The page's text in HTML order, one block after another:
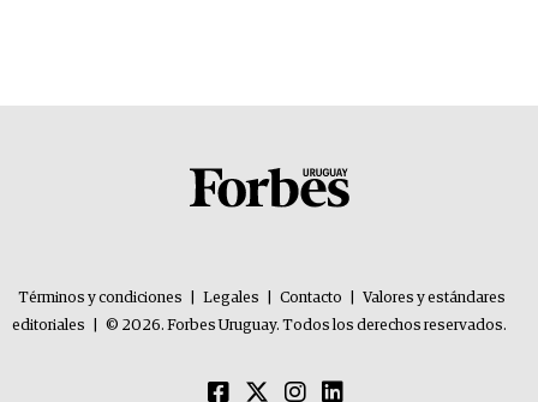
Términos y condiciones Legales Contacto
Valores y estándares
editoriales
© 2026. Forbes Uruguay. Todos los derechos reservados.